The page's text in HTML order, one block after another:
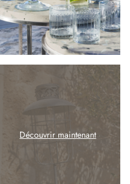
Découvrir maintenant